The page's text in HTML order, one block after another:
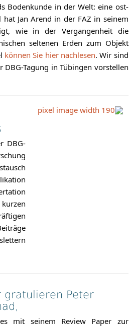
Bodenkunde in der Welt: eine ost-
Jan Arend in der FAZ in seinem
wie in der Vergangenheit die
seltenen Erden zum Objekt
können Sie hier nachlesen. Wir sind
DBG-Tagung in Tübingen vorstellen
DBG-
gratulieren Peter
mit seinem Review Paper zur